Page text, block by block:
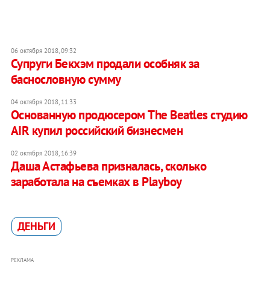
06 октября 2018, 09:32
Супруги Бекхэм продали особняк за
баснословную сумму
04 октября 2018, 11:33
Основанную продюсером The Beatles студию
AIR купил российский бизнесмен
02 октября 2018, 16:39
Даша Астафьева призналась, сколько
заработала на съемках в Playboy
ДЕНЬГИ
РЕКЛАМА